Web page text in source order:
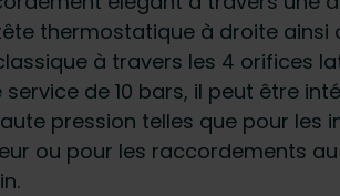
thermostatique à droite ainsi
à travers les 4 orifices
de 10 bars, il peut être
pression telles que pour les
ou pour les raccordements